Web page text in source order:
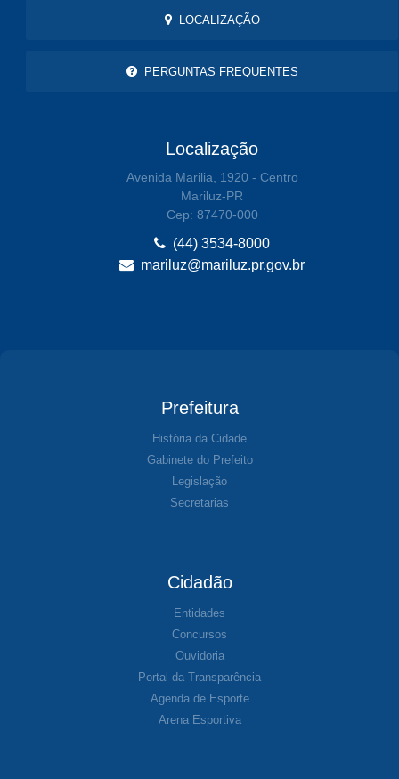
LOCALIZAÇÃO
PERGUNTAS FREQUENTES
Localização
Avenida Marilia, 1920 - Centro
Mariluz-PR
Cep: 87470-000
(44) 3534-8000
mariluz@mariluz.pr.gov.br
Prefeitura
História da Cidade
Gabinete do Prefeito
Legislação
Secretarias
Cidadão
Entidades
Concursos
Ouvidoria
Portal da Transparência
Agenda de Esporte
Arena Esportiva